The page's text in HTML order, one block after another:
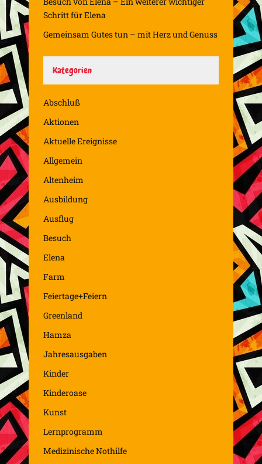
Schritt für Elena
Gemeinsam Gutes tun – mit Herz und Genuss
Kategorien
Abschluß
Aktionen
Aktuelle Ereignisse
Allgemein
Altenheim
Ausbildung
Ausflug
Besuch
Elena
Farm
Feiertage+Feiern
Greenland
Hamza
Jahresausgaben
Kinder
Kinderoase
Kunst
Lernprogramm
Medizinische Nothilfe